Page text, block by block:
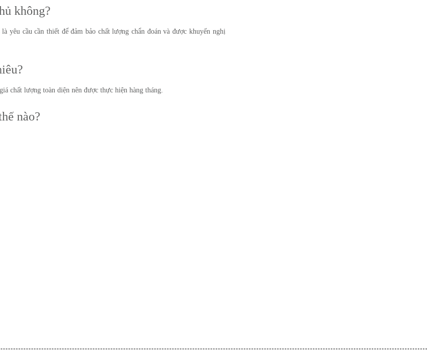
không?
yêu cầu cần thiết để đảm bảo chất lượng chẩn đoán và được khuyến nghị
chất lượng toàn diện nên được thực hiện hàng tháng.
nào?